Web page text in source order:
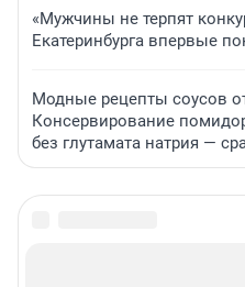
«Мужчины не терпят
Екатеринбурга впервые
Модные рецепты соусов
Консервирование
без глутамата натрия —